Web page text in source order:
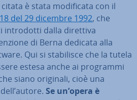
è stata mo­di­fi­ca­ta con il
del 29 dicembre 1992, che
in­tro­dot­ti dalla direttiva
di Berna dedicata alla
Qui si sta­bi­li­sce che la tutela
estesa anche ai programmi
siano originali, cioè una
Se un’opera è